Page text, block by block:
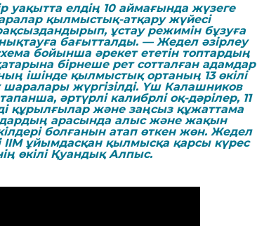
уақытта елдің 10 аймағында жүзеге
қылмыстық-атқару жүйесі
ұстау режимін бұзуға
бағытталды. — Жедел әзірлеу
бойынша әрекет ететін топтардың
бірнеше рет сотталған адамдар
ішінде қылмыстық ортаның 13 өкілі
шаралары жүргізілді. Үш Калашников
әртүрлі калибрлі оқ-дәрілер, 11
құрылғылар және заңсыз құжаттама
арасында алыс және жақын
болғанын атап өткен жөн. Жедел
ІІМ ұйымдасқан қылмысқа қарсы күрес
өкілі Қуандық Алпыс.